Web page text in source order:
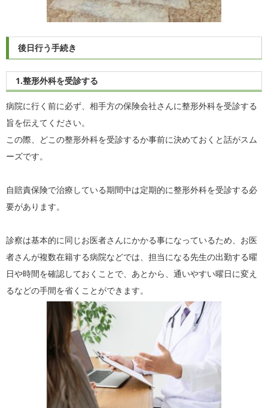
後日行う手続き
1.整形外科を受診する
病院に行く前に必ず、相手方の保険会社さんに整形外科を受診する
旨を伝えてください。
この際、どこの整形外科を受診するか事前に決めておくと話がスム
ーズです。
自賠責保険で治療している期間中は定期的に整形外科を受診する必
要があります。
診察は基本的に同じお医者さんにかかる事になっているため、お医
者さんが複数在籍する病院などでは、担当になる先生の出勤する曜
日や時間を確認しておくことで、あとから、通いやすい曜日に変え
るなどの手間を省くことができます。